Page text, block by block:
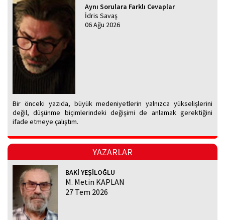
Aynı Sorulara Farklı Cevaplar
İdris Savaş
06 Ağu 2026
Bir önceki yazıda, büyük medeniyetlerin yalnızca yükselişlerini
değil, düşünme biçimlerindeki değişimi de anlamak gerektiğini
ifade etmeye çalıştım.
YAZARLAR
BAKİ YEŞİLOĞLU
M. Metin KAPLAN
27 Tem 2026